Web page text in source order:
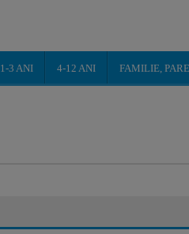
1-3 ANI 4-12 ANI FAMILIE,